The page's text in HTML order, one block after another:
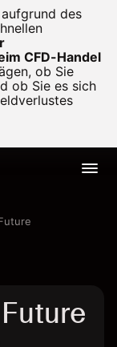
des
CFD-Handel
ob Sie
ob Sie es sich